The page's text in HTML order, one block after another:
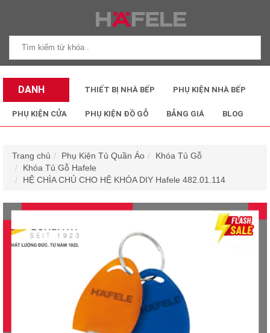
DANH
MỤC SẢN
THIẾT BỊ NHÀ BẾP PHỤ KIỆN NHÀ BẾP
PHỤ KIỆN CỬA PHỤ KIỆN ĐỒ GỖ BẢNG GIÁ BLOG
Trang chủ Phụ Kiện Tủ Quần Áo
Khóa Tủ Gỗ
Khóa Tủ Gỗ Hafele
HỆ CHÌA CHỦ CHO HỆ KHÓA DIY Hafele 482.01.114